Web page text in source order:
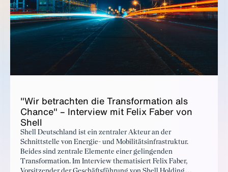
"Wir be­trach­ten die Trans­for­ma­ti­on als
Chan­ce" – In­ter­view mit Fe­lix Fa­ber von
Shell
Shell Deutschland ist ein zentraler Akteur an der
Schnittstelle von Energie- und Mobilitätsinfrastruktur.
Beides sind zentrale Elemente einer gelingenden
Transformation. Im Interview thematisiert Felix Faber,